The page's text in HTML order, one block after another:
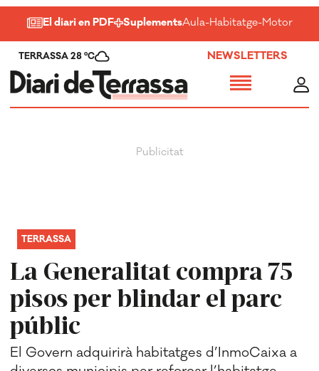
El diari en PDF SuplementsAula-Habitatge-Motor-
TERRASSA 28 ºC NEWSLETTERS
La Generalitat compra 75
pisos per blindar el parc
públic
TERRASSA
El Govern adquirirà habitatges d’InmoCaixa a